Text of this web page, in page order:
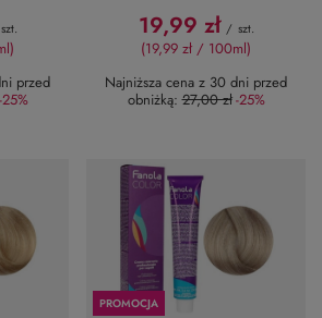
szt.
)
przed
-25%
19,99 zł / szt.
(19,99 zł / 100ml)
Najniższa cena z 30 dni przed
obniżką:27,00 zł-25%
PROMOCJA